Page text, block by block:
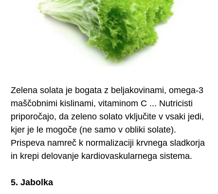
Zelena solata je bogata z beljakovinami, omega-3
maščobnimi kislinami, vitaminom C ... Nutricisti
priporočajo, da zeleno solato vključite v vsaki jedi,
kjer je le mogoče (ne samo v obliki solate).
Prispeva namreč k normalizaciji krvnega sladkorja
in krepi delovanje kardiovaskularnega sistema.
5. Jabolka